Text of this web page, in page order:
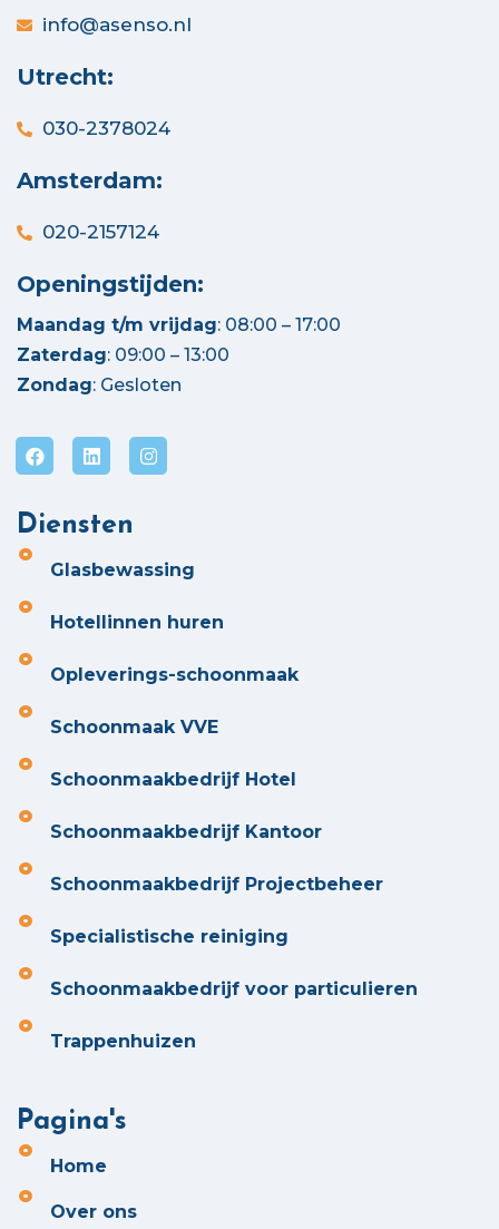
info@asenso.nl
Utrecht:
030-2378024
Amsterdam:
020-2157124
Openingstijden:
Maandag t/m vrijdag: 08:00 – 17:00
Zaterdag: 09:00 – 13:00
Zondag: Gesloten
Diensten
Glasbewassing
Hotellinnen huren
Opleverings-schoonmaak
Schoonmaak VVE
Schoonmaakbedrijf Hotel
Schoonmaakbedrijf Kantoor
Schoonmaakbedrijf Projectbeheer
Specialistische reiniging
Schoonmaakbedrijf voor particulieren
Trappenhuizen
Pagina's
Home
Over ons